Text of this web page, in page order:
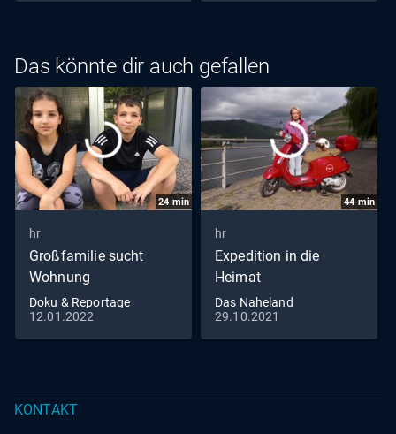
Das könnte dir auch gefallen
24 min
hr
Großfamilie sucht
Wohnung
Doku & Reportage
12.01.2022
44min
hr
Expedition in die
Heimat
Das Naheland
29.10.2021
KONTAKT